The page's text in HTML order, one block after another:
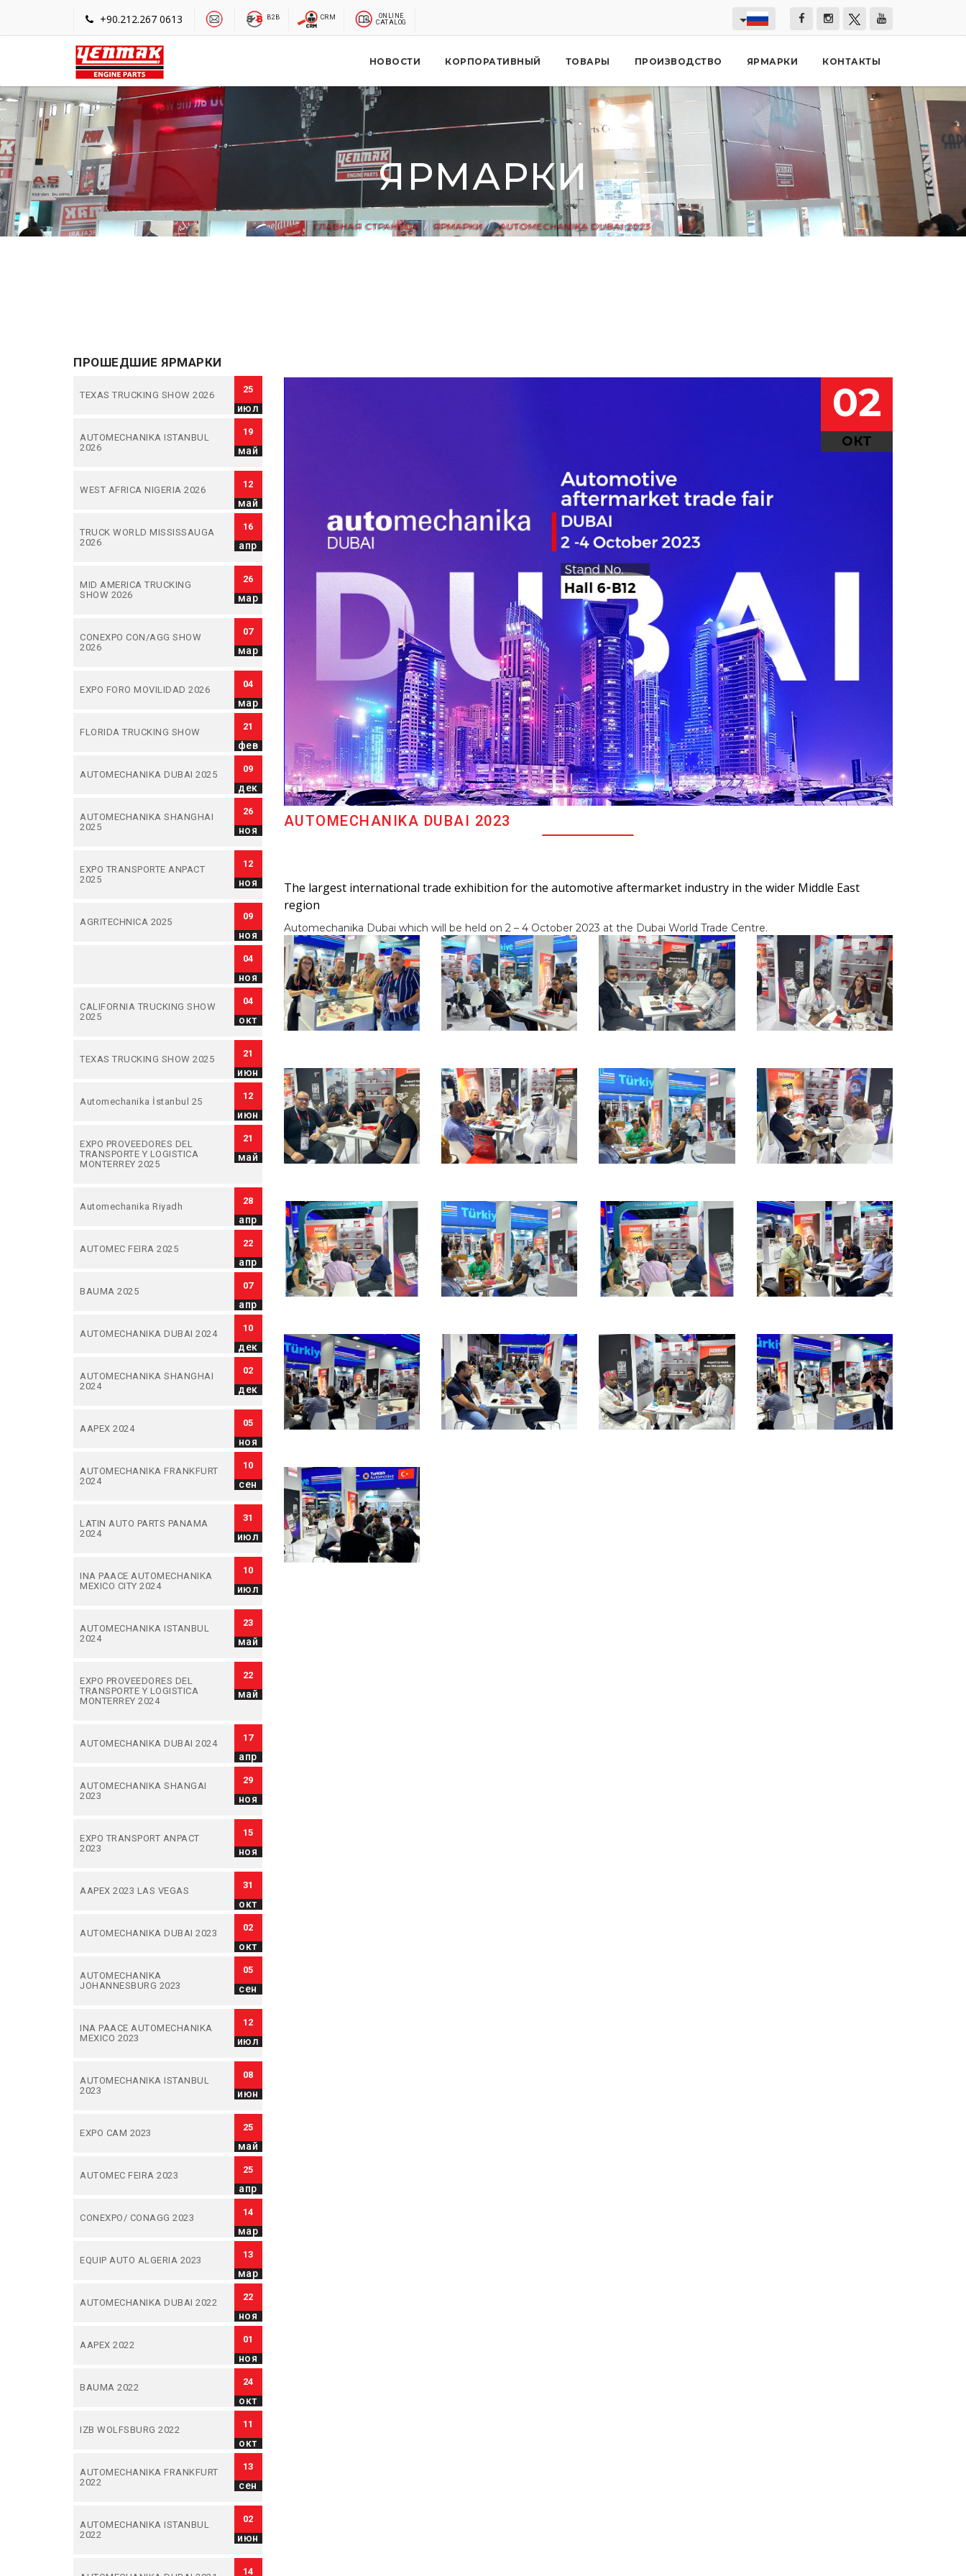
+90.212.267 0613 B2B CRM
ONLINE
CATALOG
НОВОСТИ КОРПОРАТИВНЫЙ ТОВАРЫ ПРОИЗВОДСТВО ЯРМАРКИ КОНТАКТЫ
ЯРМАРКИ
ГЛАВНАЯ СТРАНИЦА ЯРМАРКИ AUTOMECHANIKA DUBAI 2023
ПРОШЕДШИЕ ЯРМАРКИ
TEXAS TRUCKING SHOW 2026
25
июл
AUTOMECHANIKA ISTANBUL
2026
19
май
WEST AFRICA NIGERIA 2026
12
май
TRUCK WORLD MISSISSAUGA
2026
16
апр
MID AMERICA TRUCKING
SHOW 2026
26
мар
CONEXPO CON/AGG SHOW
2026
07
мар
EXPO FORO MOVILIDAD 2026
04
мар
FLORIDA TRUCKING SHOW
21
фев
AUTOMECHANIKA DUBAI 2025
09
дек
AUTOMECHANIKA SHANGHAI
2025
26
ноя
EXPO TRANSPORTE ANPACT
2025
12
ноя
AGRITECHNICA 2025
09
ноя
04
ноя
CALIFORNIA TRUCKING SHOW
2025
04
окт
TEXAS TRUCKING SHOW 2025
21
июн
Automechanika İstanbul 25
12
июн
EXPO PROVEEDORES DEL
TRANSPORTE Y LOGISTICA
MONTERREY 2025
21
май
Automechanika Riyadh
28
апр
AUTOMEC FEIRA 2025
22
апр
BAUMA 2025
07
апр
AUTOMECHANIKA DUBAI 2024
10
дек
AUTOMECHANIKA SHANGHAI
2024
02
дек
AAPEX 2024
05
ноя
AUTOMECHANIKA FRANKFURT
2024
10
сен
LATIN AUTO PARTS PANAMA
2024
31
июл
INA PAACE AUTOMECHANIKA
MEXICO CITY 2024
10
июл
AUTOMECHANIKA ISTANBUL
2024
23
май
EXPO PROVEEDORES DEL
TRANSPORTE Y LOGISTICA
MONTERREY 2024
22
май
AUTOMECHANIKA DUBAI 2024
17
апр
AUTOMECHANIKA SHANGAI
2023
29
ноя
EXPO TRANSPORT ANPACT
2023
15
ноя
AAPEX 2023 LAS VEGAS
31
окт
AUTOMECHANIKA DUBAI 2023
02
окт
AUTOMECHANIKA
JOHANNESBURG 2023
05
сен
INA PAACE AUTOMECHANIKA
MEXICO 2023
12
июл
AUTOMECHANIKA ISTANBUL
2023
08
июн
EXPO CAM 2023
25
май
AUTOMEC FEIRA 2023
25
апр
CONEXPO/ CONAGG 2023
14
мар
EQUIP AUTO ALGERIA 2023
13
мар
AUTOMECHANIKA DUBAI 2022
22
ноя
AAPEX 2022
01
ноя
BAUMA 2022
24
окт
IZB WOLFSBURG 2022
11
окт
AUTOMECHANIKA FRANKFURT
2022
13
сен
AUTOMECHANIKA ISTANBUL
2022
02
июн
14
02
ОКТ
AUTOMECHANIKA DUBAI 2023
The largest international trade exhibition for the automotive aftermarket industry in the wider Middle East
region
Automechanika Dubai which will be held on 2 – 4 October 2023 at the Dubai World Trade Centre.